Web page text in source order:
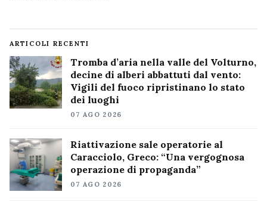
ARTICOLI RECENTI
Tromba d’aria nella valle del Volturno,
decine di alberi abbattuti dal vento:
Vigili del fuoco ripristinano lo stato
dei luoghi
07 AGO 2026
Riattivazione sale operatorie al
Caracciolo, Greco: “Una vergognosa
operazione di propaganda”
07 AGO 2026